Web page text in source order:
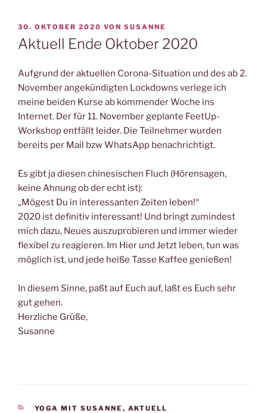
VERÖFFENTLICHT
AM
30. OKTOBER 2020 VON SUSANNE
Aktuell Ende Oktober 2020
Aufgrund der aktuellen Corona-Situation und des ab 2.
November angekündigten Lockdowns verlege ich
meine beiden Kurse ab kommender Woche ins
Internet. Der für 11. November geplante FeetUp-
Workshop entfällt leider. Die Teilnehmer wurden
bereits per Mail bzw WhatsApp benachrichtigt.
Es gibt ja diesen chinesischen Fluch (Hörensagen,
keine Ahnung ob der echt ist):
„Mögest Du in interessanten Zeiten leben!“
2020 ist definitiv interessant! Und bringt zumindest
mich dazu, Neues auszuprobieren und immer wieder
flexibel zu reagieren. Im Hier und Jetzt leben, tun was
möglich ist, und jede heiße Tasse Kaffee genießen!
In diesem Sinne, paßt auf Euch auf, laßt es Euch sehr
gut gehen.
Herzliche Grüße,
Susanne
KATEGORIEN
YOGA MIT SUSANNE , AKTUELL